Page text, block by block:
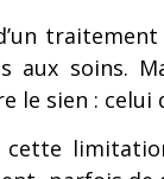
aux soins.
le sien :